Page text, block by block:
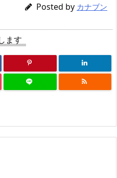
Posted by カナブン
ます